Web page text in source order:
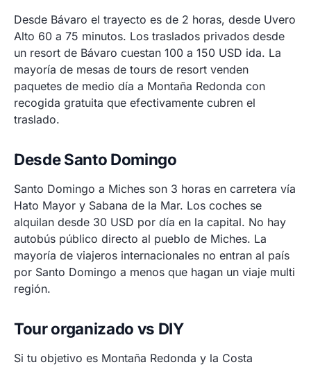
Desde Bávaro el trayecto es de 2 horas, desde Uvero
Alto 60 a 75 minutos. Los traslados privados desde
un resort de Bávaro cuestan 100 a 150 USD ida. La
mayoría de mesas de tours de resort venden
paquetes de medio día a Montaña Redonda con
recogida gratuita que efectivamente cubren el
traslado.
Desde Santo Domingo
Santo Domingo a Miches son 3 horas en carretera vía
Hato Mayor y Sabana de la Mar. Los coches se
alquilan desde 30 USD por día en la capital. No hay
autobús público directo al pueblo de Miches. La
mayoría de viajeros internacionales no entran al país
por Santo Domingo a menos que hagan un viaje multi
región.
Tour organizado vs DIY
Si tu objetivo es Montaña Redonda y la Costa